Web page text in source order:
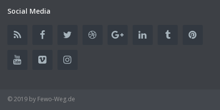
Social Media
© 2019 by Fewo-Weg.de